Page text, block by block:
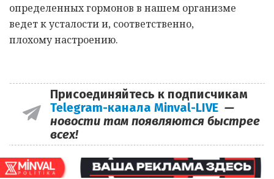
определенных гормонов в нашем организме
ведет к усталости и, соответственно,
плохому настроению.
Присоединяйтесь к подписчикам
Telegram-канала Minval-LIVE —
новости там появляются быстрее
всех!